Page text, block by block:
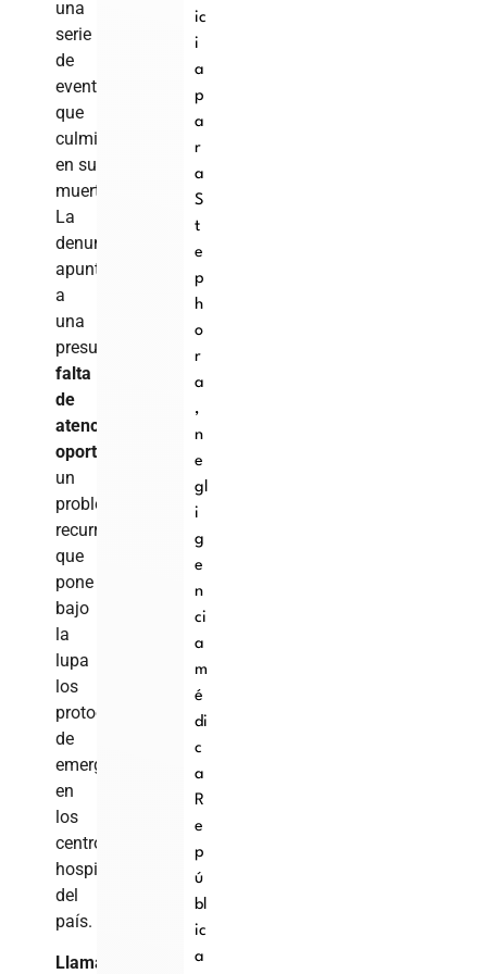
una
serie
de
eventos
que
culminaron
en su
muerte.
La
denuncia
apunta
a
una
presunta
falta
de
atención
oportuna
un
problema
recurrente
que
pone
bajo
la
lupa
los
protocolos
de
emergencia
en
los
centros
hospitalarios
del
país.
Llamado
ic
i
a
p
a
r
a
S
t
e
p
h
o
r
a
,
n
e
gl
i
g
e
n
ci
a
m
é
di
c
a
R
e
p
ú
bl
ic
a